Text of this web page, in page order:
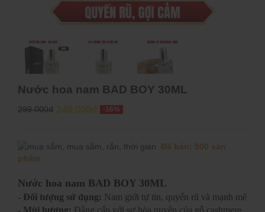
Nước hoa nam BAD BOY 30ML
299.000đ 249.000đ -16%
Đã bán: 500 sản
phẩm
Nước hoa nam BAD BOY 30ML
- Đối tượng sử dụng: Nam giới tự tin, quyến rũ và mạnh mẽ
- Mùi hương: Đẳng cấp với sự hòa quyện của gỗ cashmere